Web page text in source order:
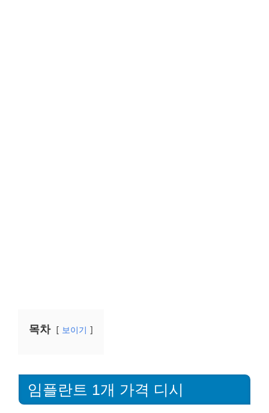
목차 보이기
임플란트 1개 가격 디시